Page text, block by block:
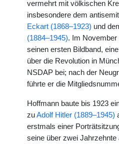
vermehrt mit völkischen
insbesondere dem
Eckart (1868–1923) und
(1884–1945). Im November
seinen ersten Bildband,
über die Revolution in
NSDAP bei; nach der
führte er die
Hoffmann baute bis 1923
zuAdolf Hitler (1889–1945)
erstmals einer
seine über zwei Jahrzehnte